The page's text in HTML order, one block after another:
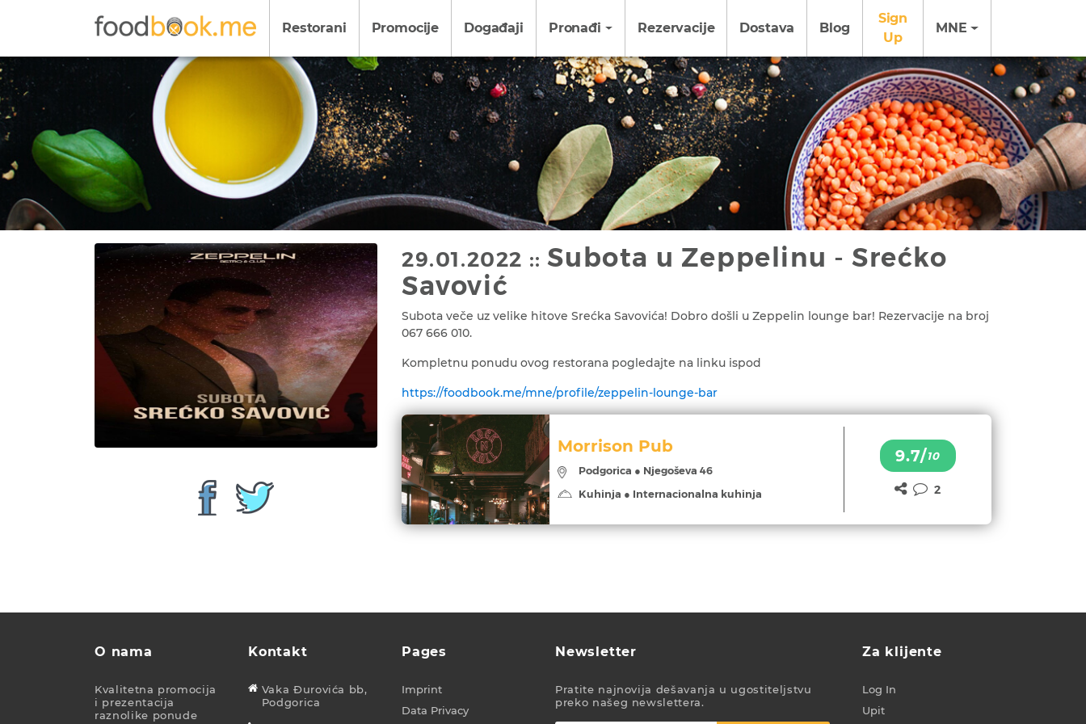
Restorani Promocije Događaji Pronađi Rezervacije Dostava Blog
Sign
Up
MNE
29.01.2022 ::Subota u Zeppelinu - Srećko
Savović
Subota veče uz velike hitove Srećka Savovića! Dobro došli u Zeppelin lounge bar! Rezervacije na broj
067 666 010.
Kompletnu ponudu ovog restorana pogledajte na linku ispod
https://foodbook.me/mne/profile/zeppelin-lounge-bar
Morrison Pub
Podgorica ● Njegoševa 46
Kuhinja ● Internacionalna kuhinja
9.7/10
2
O nama
Kvalitetna promocija
i prezentacija
raznolike ponude
Kontakt
Vaka Đurovića bb,
Podgorica
Pages
Imprint
Data Privacy
Newsletter
Pratite najnovija dešavanja u ugostiteljstvu
preko našeg newslettera.
Za klijente
Log In
Upit